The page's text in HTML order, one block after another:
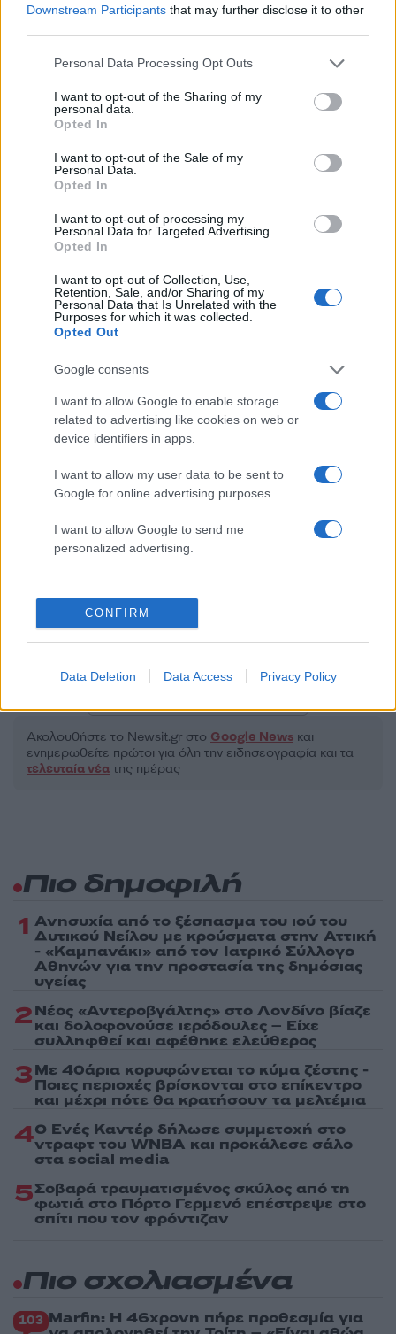
Downstream Participants that may further disclose it to other
Please note that this website/app uses one or more Google
not limited to your visit or usage behaviour. You may click to
grant or deny consent to Google and its third-party tags to
use your data for below specified purposes in below Google
consent section.
Personal Data Processing Opt Outs
I want to opt-out of the Sharing of my
personal data.
Opted In
I want to opt-out of the Sale of my
Personal Data.
Opted In
I want to opt-out of processing my
Personal Data for Targeted Advertising.
Opted In
I want to opt-out of Collection, Use,
Retention, Sale, and/or Sharing of my
Personal Data that Is Unrelated with the
Purposes for which it was collected.
Opted Out
Google consents
I want to allow Google to enable storage
related to advertising like cookies on web or
device identifiers in apps.
I want to allow my user data to be sent to
Google for online advertising purposes.
I want to allow Google to send me
personalized advertising.
CONFIRM
Data Deletion Data Access Privacy Policy
Σχόλια
Σχολίασε εδώ
50 /50
Υποβολή σχολίου
ΒΑΛΛΙΣΤΙΚΟΙ ΠΥΡΑΥΛΟΙ
Ακολουθήστε το Νewsit.gr στο Google News και
ενημερωθείτε πρώτοι για όλη την ειδησεογραφία και τα
τελευταία νέα της ημέρας
Οι 6 όροι «φωτιά» του Ιράν
στις ΗΠΑ για τα Στενά του
Ορμούζ - «Ποτέ δεν θα
πόλεμο είτε σε
διαπραγματεύσεις»
Τραγωδία στην
4χρονος βρέθηκε
Πιο δημοφιλή
1 Ανησυχία από το ξέσπασμα του ιού του
Δυτικού Νείλου με κρούσματα στην Αττική
- «Καμπανάκι» από τον Ιατρικό Σύλλογο
Αθηνών για την προστασία της δημόσιας
υγείας
2Νέος «Αντεροβγάλτης» στο Λονδίνο βίαζε
και δολοφονούσε ιερόδουλες – Είχε
συλληφθεί και αφέθηκε ελεύθερος
3Με 40άρια κορυφώνεται το κύμα ζέστης -
Ποιες περιοχές βρίσκονται στο επίκεντρο
και μέχρι πότε θα κρατήσουν τα μελτέμια
4Ο Ενές Καντέρ δήλωσε συμμετοχή στο
ντραφτ του WNBA και προκάλεσε σάλο
στα social media
5Σοβαρά τραυματισμένος σκύλος από τη
φωτιά στο Πόρτο Γερμενό επέστρεψε στο
σπίτι που τον φρόντιζαν
Πιο σχολιασμένα
103 Marfin: Η 46χρονη πήρε προθεσμία για